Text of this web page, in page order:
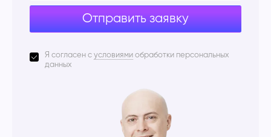
Отправить заявку
Я согласен с условиями обработки персональных
данных